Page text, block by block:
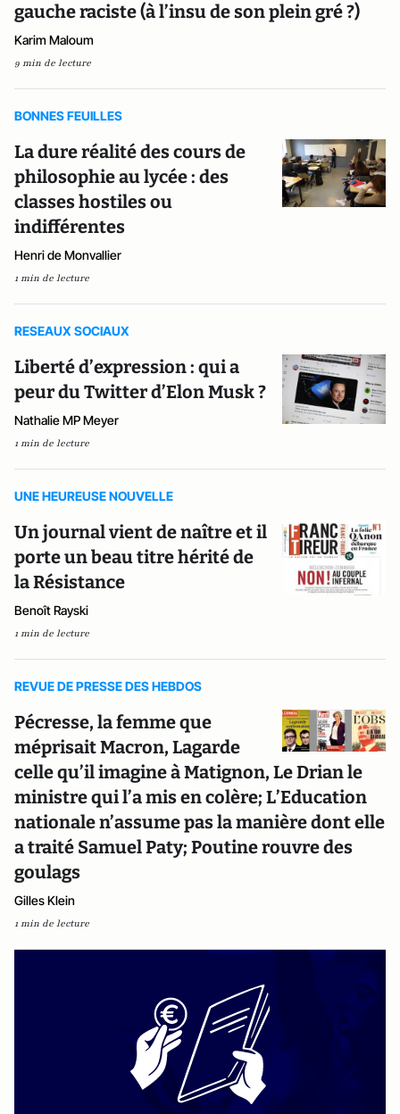
gauche raciste (à l’insu de son plein gré ?)
Karim Maloum
9 min de lecture
BONNES FEUILLES
La dure réalité des cours de
philosophie au lycée : des
classes hostiles ou
indifférentes
Henri de Monvallier
1 min de lecture
RESEAUX SOCIAUX
Liberté d’expression : qui a
peur du Twitter d’Elon Musk ?
Nathalie MP Meyer
1 min de lecture
UNE HEUREUSE NOUVELLE
Un journal vient de naître et il
porte un beau titre hérité de
la Résistance
Benoît Rayski
1 min de lecture
REVUE DE PRESSE DES HEBDOS
Pécresse, la femme que
méprisait Macron, Lagarde
celle qu’il imagine à Matignon, Le Drian le
ministre qui l’a mis en colère; L’Education
nationale n’assume pas la manière dont elle
a traité Samuel Paty; Poutine rouvre des
goulags
Gilles Klein
1 min de lecture